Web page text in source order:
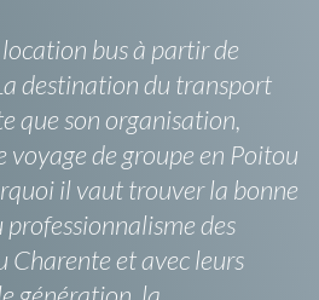
bus à partir de
destination du transport
que son organisation,
voyage de groupe en Poitou
il vaut trouver la bonne
des
Charente et avec leurs